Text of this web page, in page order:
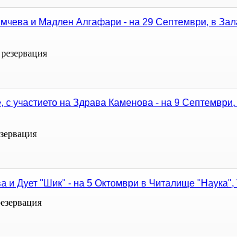
и Мадлен Алгафари - на 29 Септември, в
с участието на Здрава Каменова - на 9
и Дует "Шик" - на 5 Октомври в Читалище "Наука",